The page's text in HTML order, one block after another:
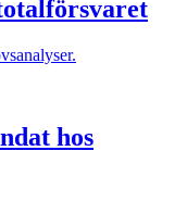
hos